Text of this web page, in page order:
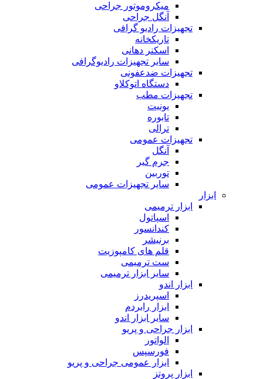
میکروموتور جراحی
آنگل جراحی
تجهیزات رادیو گرافی
تاریکخانه
اسکنر دهانی
سایر تجهیزات رادیوگرافی
تجهیزات ضدعفونی
دستگاه اتوکلاو
تجهیزات مطب
یونیت
تابوره
ترالی
تجهیزات عمومی
آنگل
جرم گیر
توربین
سایر تجهیزات عمومی
ابزار
ابزار ترمیمی
اسپاتول
کندانسور
برنیشر
قلم های کامپوزیت
ست ترمیمی
سایر ابزار ترمیمی
ابزار اندو
اسپریدرز
ابزار رابردم
سایر ابزار اندو
ابزار جراحی و پریو
الواتور
فورسپس
ابزار عمومی جراحی و پریو
ابزار پروتز